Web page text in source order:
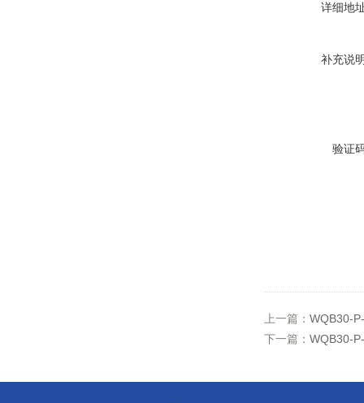
详细地
补充说
验证
上一篇： WQB30-
下一篇： WQB30-